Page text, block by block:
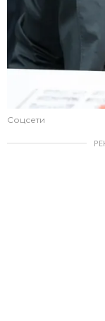
Соцсети